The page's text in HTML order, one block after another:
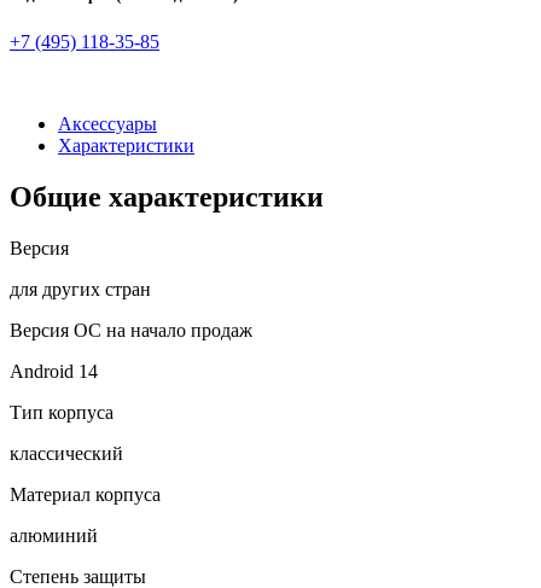
+7 (495) 118-35-85
Аксессуары
Характеристики
Общие характеристики
Версия
для других стран
Версия ОС на начало продаж
Android 14
Тип корпуса
классический
Материал корпуса
алюминий
Степень защиты